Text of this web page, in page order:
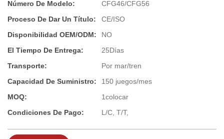
Número De Modelo:
CFG46/CFG56
Proceso De Dar Un Título:
CE/ISO
Disponibilidad OEM/ODM:
NO
El Tiempo De Entrega:
25Días
Transporte:
Por mar/tren
Capacidad De Suministro:
150 juegos/mes
MOQ:
1colocar
Condiciones De Pago:
L/C, T/T,